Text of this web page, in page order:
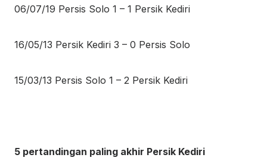
06/07/19 Persis Solo 1 – 1 Persik Kediri
16/05/13 Persik Kediri 3 – 0 Persis Solo
15/03/13 Persis Solo 1 – 2 Persik Kediri
5 pertandingan paling akhir Persik Kediri